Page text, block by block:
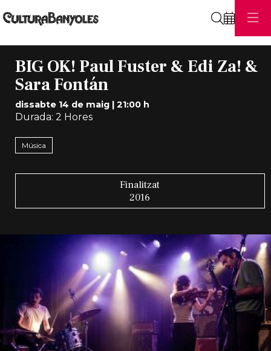
BIG OK! Paul Fuster & Edi Za! &
Sara Fontán
dissabte 14 de maig| 21:00 h
Durada: 2 Hores
Música
Finalitzat
2016